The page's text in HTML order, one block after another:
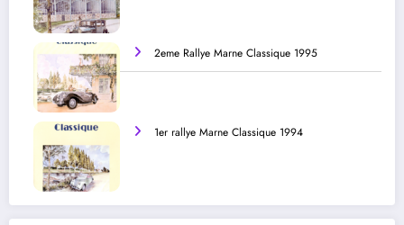
2eme Rallye Marne Classique 1995
1er rallye Marne Classique 1994